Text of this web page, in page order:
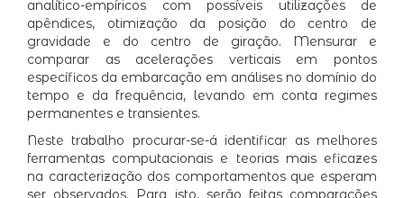
analítico-empíricos com possíveis utilizações de
apêndices, otimização da posição do centro de
gravidade e do centro de giração. Mensurar e
comparar as acelerações verticais em pontos
específicos da embarcação em análises no domínio do
tempo e da frequência, levando em conta regimes
permanentes e transientes.
Neste trabalho procurar-se-á identificar as melhores
ferramentas computacionais e teorias mais eficazes
na caracterização dos comportamentos que esperam
ser observados. Para isto, serão feitas comparações